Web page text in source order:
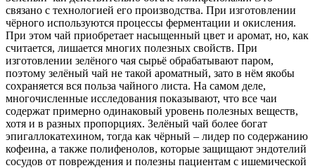
связано с технологией его производства. При изготовлении
чёрного используются процессы ферментации и окисления.
При этом чай приобретает насыщенный цвет и аромат, но, как
считается, лишается многих полезных свойств. При
изготовлении зелёного чая сырьё обрабатывают паром,
поэтому зелёный чай не такой ароматный, зато в нём якобы
сохраняется вся польза чайного листа. На самом деле,
многочисленные исследования показывают, что все чаи
содержат примерно одинаковый уровень полезных веществ,
хотя и в разных пропорциях. Зелёный чай более богат
эпигаллокатехином, тогда как чёрный – лидер по содержанию
кофеина, а также полифенолов, которые защищают эндотелий
сосудов от повреждения и полезны пациентам с ишемической